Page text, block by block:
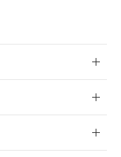
「1.共同利
いる法人を
有証明書
）
証明する
ステル類４